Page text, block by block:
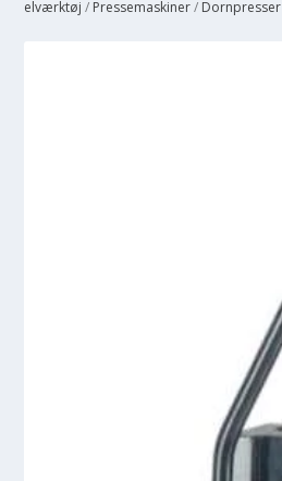
elværktøj / Pressemaskiner/ Dornpresser